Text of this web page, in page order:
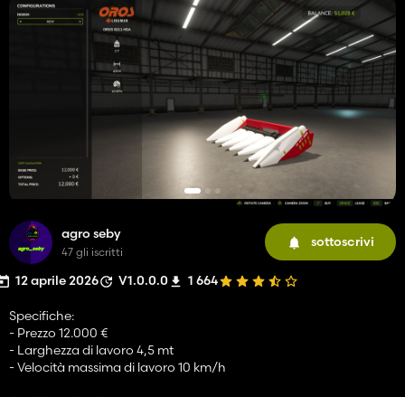
agro seby
47 gli iscritti
sottoscrivi
12 aprile 2026 V1.0.0.0 1 664
Specifiche:
- Prezzo 12.000 €
- Larghezza di lavoro 4,5 mt
- Velocità massima di lavoro 10 km/h